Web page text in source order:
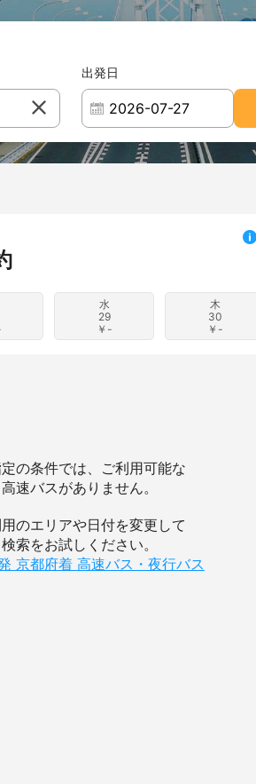
出発日
水
29
￥-
木
30
￥-
の条件では、ご利用可能な
高速バスがありません。
のエリアや日付を変更して
検索をお試しください。
京都府着 高速バス・夜行バス